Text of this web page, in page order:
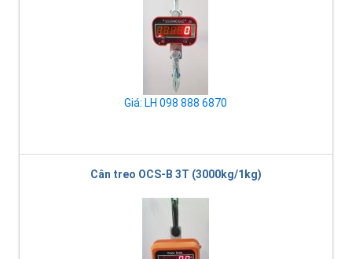
Giá: LH 098 888 6870
Cân treo OCS-B 3T (3000kg/1kg)